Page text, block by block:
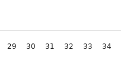
29 30 31 32 33 34